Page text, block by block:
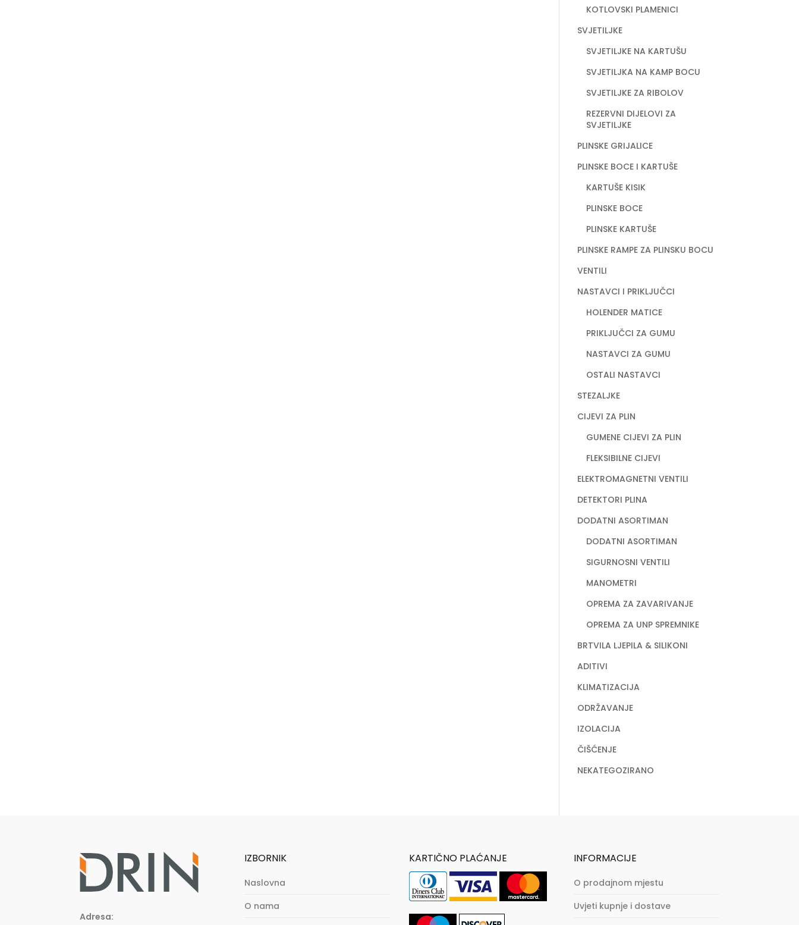
KOTLOVSKI PLAMENICI
SVJETILJKE
SVJETILJKE NA KARTUŠU
SVJETILJKA NA KAMP BOCU
SVJETILJKE ZA RIBOLOV
REZERVNI DIJELOVI ZA
SVJETILJKE
PLINSKE GRIJALICE
PLINSKE BOCE I KARTUŠE
KARTUŠE KISIK
PLINSKE BOCE
PLINSKE KARTUŠE
PLINSKE RAMPE ZA PLINSKU BOCU
VENTILI
NASTAVCI I PRIKLJUČCI
HOLENDER MATICE
PRIKLJUČCI ZA GUMU
NASTAVCI ZA GUMU
OSTALI NASTAVCI
STEZALJKE
CIJEVI ZA PLIN
GUMENE CIJEVI ZA PLIN
FLEKSIBILNE CIJEVI
ELEKTROMAGNETNI VENTILI
DETEKTORI PLINA
DODATNI ASORTIMAN
DODATNI ASORTIMAN
SIGURNOSNI VENTILI
MANOMETRI
OPREMA ZA ZAVARIVANJE
OPREMA ZA UNP SPREMNIKE
BRTVILA LJEPILA & SILIKONI
ADITIVI
KLIMATIZACIJA
ODRŽAVANJE
IZOLACIJA
ČIŠĆENJE
NEKATEGOZIRANO
Adresa:
IZBORNIK
Naslovna
O nama
KARTIČNO PLAĆANJE INFORMACIJE
O prodajnom mjestu
Uvjeti kupnje i dostave